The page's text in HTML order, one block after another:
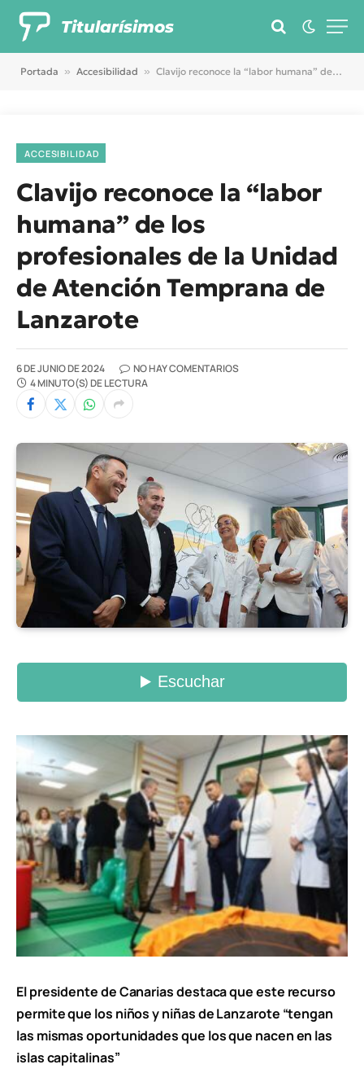
Titularísimos
Portada » Accesibilidad » Clavijo reconoce la “labor humana” de los profesionales de la Unidad de Atención Temprana de Lanzarote
ACCESIBILIDAD
Clavijo reconoce la “labor
humana” de los
profesionales de la Unidad
de Atención Temprana de
Lanzarote
6 DE JUNIO DE 2024
NO HAY COMENTARIOS
4 MINUTO(S) DE LECTURA
El presidente de Canarias destaca que este recurso
permite que los niños y niñas de Lanzarote “tengan
las mismas oportunidades que los que nacen en las
islas capitalinas”